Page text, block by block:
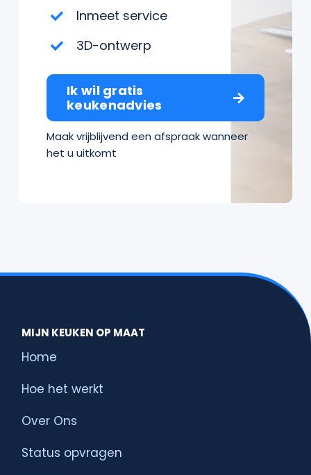
Inmeet service
3D-ontwerp
Ik wil gratis
keukenadvies
Maak vrijblijvend een afspraak wanneer
het u uitkomt
MIJN KEUKEN OP MAAT
Home
Hoe het werkt
Over Ons
Status opvragen